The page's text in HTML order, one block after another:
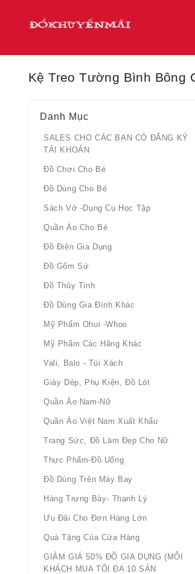
Kệ Treo Tường Bình Bông
Danh Mục
SALES CHO CÁC BẠN CÓ ĐĂNG KÝ
TÀI KHOẢN
Đồ Chơi Cho Bé
Đồ Dùng Cho Bé
Sách Vở -dụng Cụ Học Tập
Quần Áo Cho Bé
Đồ Điện Gia Dụng
Đồ Gốm Sứ
Đồ Thủy Tinh
Đồ Dùng Gia Đình Khác
Mỹ Phẩm Ohui -whoo
Mỹ Phẩm Các Hãng Khác
Vali, Balo - Túi Xách
Giày Dép, Phụ Kiện, Đồ Lót
Quần Áo Nam-Nữ
Quần Áo Việt Nam Xuất Khẩu
Trang Sức, Đồ Làm Đẹp Cho Nữ
Thực Phẩm-Đồ Uống
Đồ Dùng Trên Máy Bay
Hàng Trưng Bày- Thanh Lý
Ưu Đãi Cho Đơn Hàng Lớn
Quà Tặng Của Cửa Hàng
GIẢM GIÁ 50% ĐỒ GIA DỤNG (MỖI
KHÁCH MUA TỐI ĐA 10 SẢN